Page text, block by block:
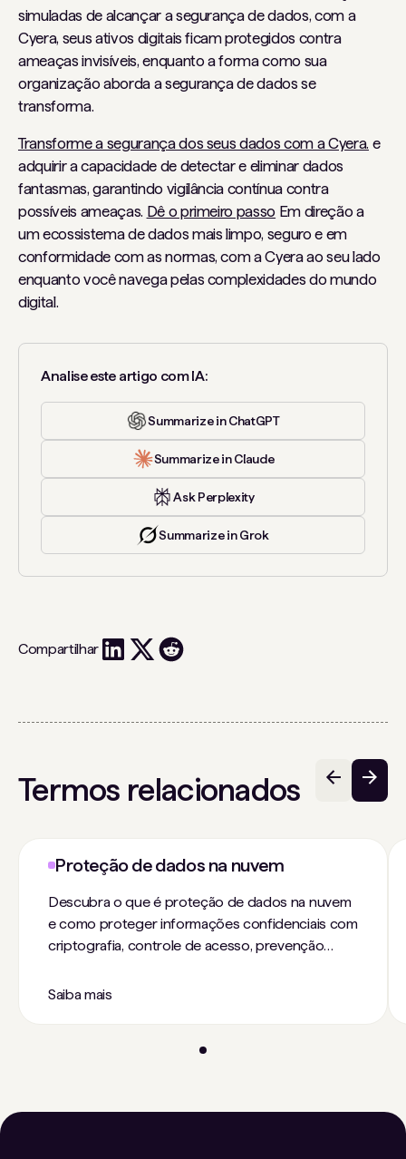
simuladas de alcançar a segurança de dados, com a
Cyera, seus ativos digitais ficam protegidos contra
ameaças invisíveis, enquanto a forma como sua
organização aborda a segurança de dados se
transforma.
Transforme a segurança dos seus dados com a Cyera. e
adquirir a capacidade de detectar e eliminar dados
fantasmas, garantindo vigilância contínua contra
possíveis ameaças. Dê o primeiro passo Em direção a
um ecossistema de dados mais limpo, seguro e em
conformidade com as normas, com a Cyera ao seu lado
enquanto você navega pelas complexidades do mundo
digital.
Analise este artigo com IA:
Summarize in ChatGPT
Summarize in Claude
Ask Perplexity
Summarize in Grok
Compartilhar
Termos relacionados
Proteção de dados na nuvem
Descubra o que é proteção de dados na nuvem
e como proteger informações confidenciais com
criptografia, controle de acesso, prevenção
recuperação.
Saiba mais